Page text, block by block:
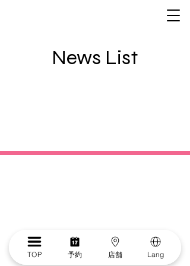
News List
TOP 予約 店舗 Lang